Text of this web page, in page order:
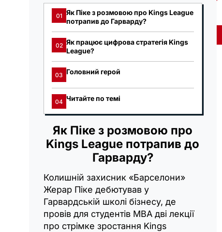
01 Як Піке з розмовою про Kings League
потрапив до Гарварду?
02 Як працює цифрова стратегія Kings
League?
03 Головний герой
04 Читайте по темі
Як Піке з розмовою про
Kings League потрапив до
Гарварду?
Колишній захисник «Барселони»
Жерар Піке дебютував у
Гарвардській школі бізнесу, де
провів для студентів MBA дві лекції
про стрімке зростання Kings